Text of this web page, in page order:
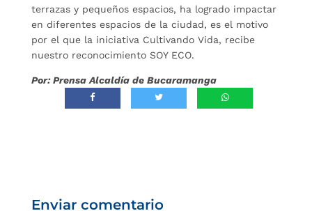
terrazas y pequeños espacios, ha logrado impactar
en diferentes espacios de la ciudad, es el motivo
por el que la iniciativa Cultivando Vida, recibe
nuestro reconocimiento SOY ECO.
Por: Prensa Alcaldía de Bucaramanga
Enviar comentario